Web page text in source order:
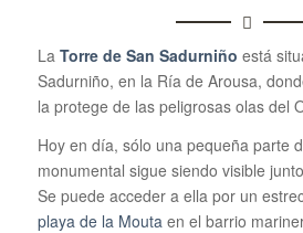
La Torre de San Sadurniño está
Sadurniño, en la Ría de Arousa,
la protege de las peligrosas olas del
Hoy en día, sólo una pequeña parte
monumental sigue siendo visible
Se puede acceder a ella por un
playa de la Mouta en el barrio